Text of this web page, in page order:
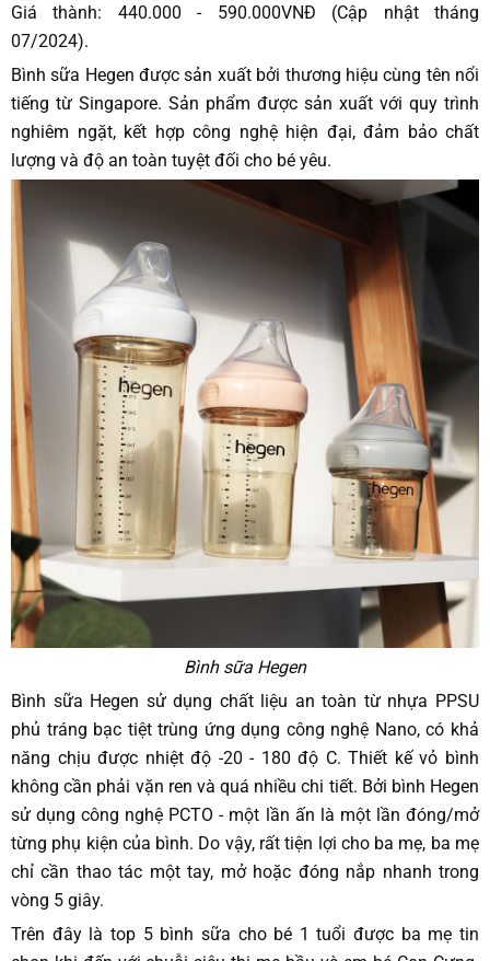
Giá thành: 440.000 - 590.000VNĐ (Cập nhật tháng
07/2024).
Bình sữa Hegen được sản xuất bởi thương hiệu cùng tên nổi
tiếng từ Singapore. Sản phẩm được sản xuất với quy trình
nghiêm ngặt, kết hợp công nghệ hiện đại, đảm bảo chất
lượng và độ an toàn tuyệt đối cho bé yêu.
Bình sữa Hegen
Bình sữa Hegen sử dụng chất liệu an toàn từ nhựa PPSU
phủ tráng bạc tiệt trùng ứng dụng công nghệ Nano, có khả
năng chịu được nhiệt độ -20 - 180 độ C. Thiết kế vỏ bình
không cần phải vặn ren và quá nhiều chi tiết. Bởi bình Hegen
sử dụng công nghệ PCTO - một lần ấn là một lần đóng/mở
từng phụ kiện của bình. Do vậy, rất tiện lợi cho ba mẹ, ba mẹ
chỉ cần thao tác một tay, mở hoặc đóng nắp nhanh trong
vòng 5 giây.
Trên đây là top 5 bình sữa cho bé 1 tuổi được ba mẹ tin